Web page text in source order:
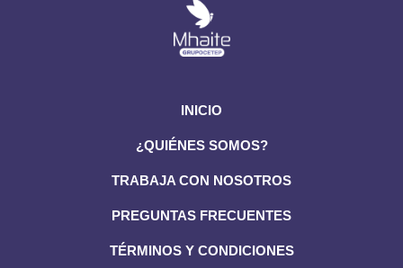
INICIO
¿QUIÉNES SOMOS?
TRABAJA CON NOSOTROS
PREGUNTAS FRECUENTES
TÉRMINOS Y CONDICIONES